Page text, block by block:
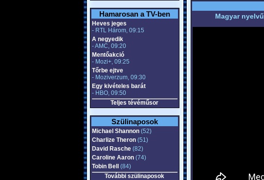
Hamarosan a TV-ben
Heves jeges
- RTL Három, 09:15
A negyedik
- AMC, 09:20
Mentőakció
- Mozi+, 09:25
Tőrbe ejtve
- Moziverzum, 09:30
Egy kivételes barát
- HBO, 09:50
Teljes tévéműsor
Szülinaposok
Michael Shannon(52)
Charlize Theron(51)
David Rasche(82)
Caroline Aaron(74)
Tobin Bell
(84)
További szülinaposok
Magyar nyelvű